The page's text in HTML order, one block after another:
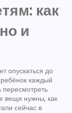
как
и
опускаться до
каждый
вещи нужны, как
сейчас в